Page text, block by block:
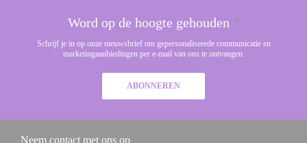
Word op de hoogte gehouden *
Schrijf je in op onze nieuwsbrief om gepersonaliseerde communicatie en
marketingaanbiedingen per e-mail van ons te ontvangen.
ABONNEREN
Neem contact met ons op